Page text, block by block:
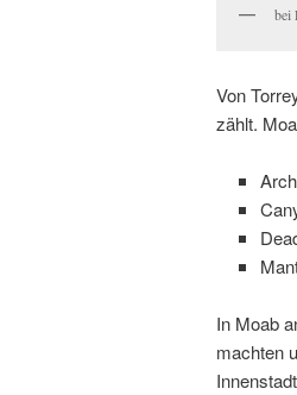
bei
Von
zählt.
In Moab
machten